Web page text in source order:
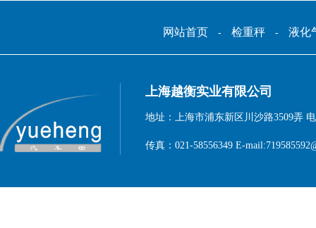
网站首页 - 检重秤 - 液化
上海越衡实业有限公司
地址：上海市浦东新区川沙路3509弄 电
传真：021-58556349 E-